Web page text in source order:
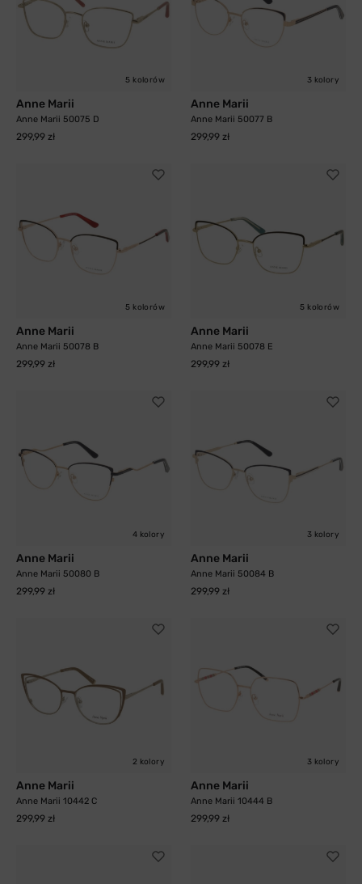
5 kolorów
Anne Marii
Anne Marii 50075 D
299,99 zł
3 kolory
Anne Marii
Anne Marii 50077 B
299,99 zł
5 kolorów
Anne Marii
Anne Marii 50078 B
299,99 zł
5 kolorów
Anne Marii
Anne Marii 50078 E
299,99 zł
4 kolory
Anne Marii
Anne Marii 50080 B
299,99 zł
3 kolory
Anne Marii
Anne Marii 50084 B
299,99 zł
2 kolory
Anne Marii
Anne Marii 10442 C
299,99 zł
3 kolory
Anne Marii
Anne Marii 10444 B
299,99 zł